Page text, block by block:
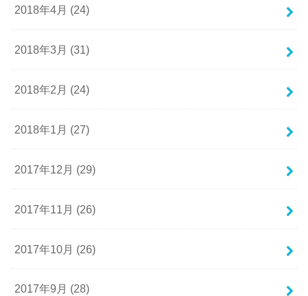
2018年4月 (24)
2018年3月 (31)
2018年2月 (24)
2018年1月 (27)
2017年12月 (29)
2017年11月 (26)
2017年10月 (26)
2017年9月 (28)